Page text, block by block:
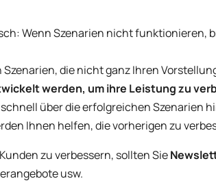
Wenn Szenarien nicht funktionieren,
Szenarien, die nicht ganz Ihren
werden, um ihre Leistung zu
über die erfolgreichen Szenarien
Ihnen helfen, die vorherigen zu
zu verbessern, sollten Sie
usw.